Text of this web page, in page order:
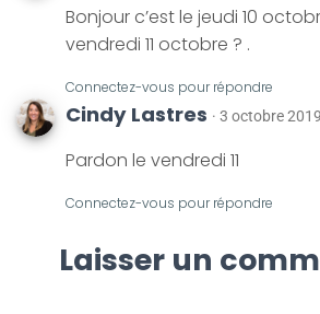
Bonjour c’est le jeudi 10
vendredi 11 octobre ? .
Connectez-vous pour répondre
Cindy Lastres · 3 octobre
Pardon le vendredi 11
Connectez-vous pour répondre
Laisser un